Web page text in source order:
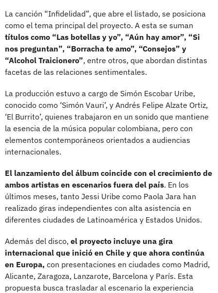
La canción “Infidelidad”, que abre el listado, se posiciona
como el tema principal del proyecto. A esta se suman
títulos como “Las botellas y yo”, “Aún hay amor”, “Si
nos preguntan”, “Borracha te amo”, “Consejos” y
“Alcohol Traicionero”, entre otros, que abordan distintas
facetas de las relaciones sentimentales.
La producción estuvo a cargo de Simón Escobar Uribe,
conocido como ‘Simón Vauri’, y Andrés Felipe Alzate Ortiz,
‘El Burrito’, quienes trabajaron en un sonido que mantiene
la esencia de la música popular colombiana, pero con
elementos contemporáneos orientados a audiencias
internacionales.
El lanzamiento del álbum coincide con el crecimiento de
ambos artistas en escenarios fuera del país. En los
últimos meses, tanto Jessi Uribe como Paola Jara han
realizado giras independientes con alta asistencia en
diferentes ciudades de Latinoamérica y Estados Unidos.
Además del disco, el proyecto incluye una gira
internacional que inició en Chile y que ahora continúa
en Europa, con presentaciones en ciudades como Madrid,
Alicante, Zaragoza, Lanzarote, Barcelona y París. Esta
propuesta busca trasladar al escenario la experiencia